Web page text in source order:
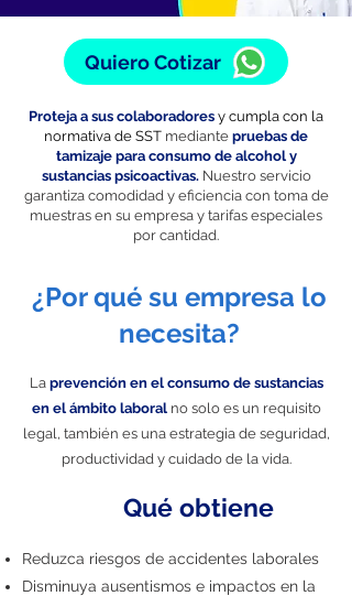
Quiero Cotizar
Proteja a sus colaboradores y cumpla con la
normativa de SST mediante pruebas de
tamizaje para consumo de alcohol y
sustancias psicoactivas.Nuestro servicio
garantiza comodidad y eficiencia con toma de
muestras en su empresa y tarifas especiales
por cantidad.
¿Por qué su empresa lo
necesita?
La prevención en el consumo de sustancias
en el ámbito laboralno solo es un requisito
legal, también es una estrategia de seguridad,
productividad y cuidado de la vida.
Qué obtiene
Reduzca riesgos de accidentes laborales
Disminuya ausentismos e impactos en la